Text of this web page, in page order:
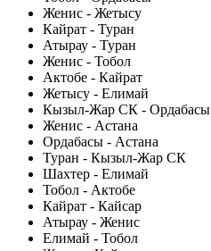
Женис - Жетысу
Кайрат - Туран
Атырау - Туран
Женис - Тобол
Актобе - Кайрат
Жетысу - Елимай
Кызыл-Жар СК - Ордабасы
Женис - Астана
Ордабасы - Астана
Туран - Кызыл-Жар СК
Шахтер - Елимай
Тобол - Актобе
Кайрат - Кайсар
Атырау - Женис
Елимай - Тобол